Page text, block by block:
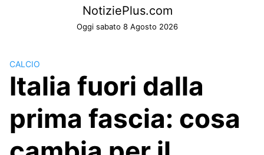
NotiziePlus.com
Oggi sabato 8 Agosto 2026
CALCIO
Italia fuori dalla
prima fascia: cosa